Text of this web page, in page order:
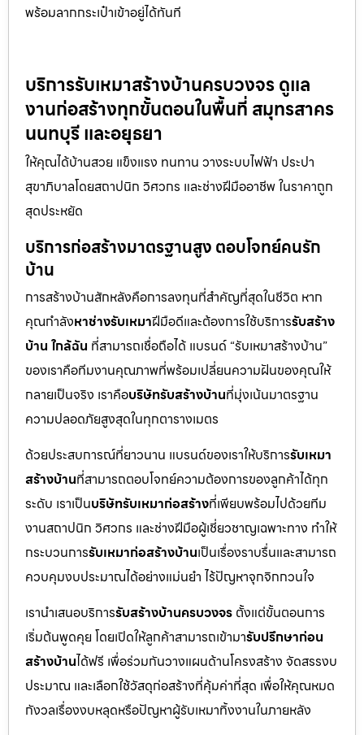
พร้อมลากกระเป๋าเข้าอยู่ได้ทันที
บริการรับเหมาสร้างบ้านครบวงจร ดูแล
งานก่อสร้างทุกขั้นตอนในพื้นที่ สมุทรสาคร
นนทบุรี และอยุธยา
ให้คุณได้บ้านสวย แข็งแรง ทนทาน วางระบบไฟฟ้า ประปา
สุขาภิบาลโดยสถาปนิก วิศวกร และช่างฝีมืออาชีพ ในราคาถูก
สุดประหยัด
บริการก่อสร้างมาตรฐานสูง ตอบโจทย์คนรัก
บ้าน
การสร้างบ้านสักหลังคือการลงทุนที่สำคัญที่สุดในชีวิต หาก
คุณกำลังหาช่างรับเหมาฝีมือดีและต้องการใช้บริการรับสร้าง
บ้าน ใกล้ฉัน ที่สามารถเชื่อถือได้ แบรนด์ “รับเหมาสร้างบ้าน”
ของเราคือทีมงานคุณภาพที่พร้อมเปลี่ยนความฝันของคุณให้
กลายเป็นจริง เราคือบริษัทรับสร้างบ้านที่มุ่งเน้นมาตรฐาน
ความปลอดภัยสูงสุดในทุกตารางเมตร
ด้วยประสบการณ์ที่ยาวนาน แบรนด์ของเราให้บริการรับเหมา
สร้างบ้านที่สามารถตอบโจทย์ความต้องการของลูกค้าได้ทุก
ระดับ เราเป็นบริษัทรับเหมาก่อสร้างที่เพียบพร้อมไปด้วยทีม
งานสถาปนิก วิศวกร และช่างฝีมือผู้เชี่ยวชาญเฉพาะทาง ทำให้
กระบวนการรับเหมาก่อสร้างบ้านเป็นเรื่องราบรื่นและสามารถ
ควบคุมงบประมาณได้อย่างแม่นยำ ไร้ปัญหาจุกจิกกวนใจ
เรานำเสนอบริการรับสร้างบ้านครบวงจร ตั้งแต่ขั้นตอนการ
เริ่มต้นพูดคุย โดยเปิดให้ลูกค้าสามารถเข้ามารับปรึกษาก่อน
สร้างบ้านได้ฟรี เพื่อร่วมกันวางแผนด้านโครงสร้าง จัดสรรงบ
ประมาณ และเลือกใช้วัสดุก่อสร้างที่คุ้มค่าที่สุด เพื่อให้คุณหมด
กังวลเรื่องงบหลุดหรือปัญหาผู้รับเหมาทิ้งงานในภายหลัง